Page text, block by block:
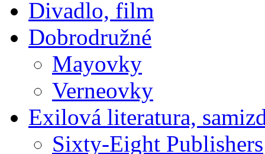
Divadlo, film
Dobrodružné
Mayovky
Verneovky
Exilová literatura,
Sixty-Eight Publishers